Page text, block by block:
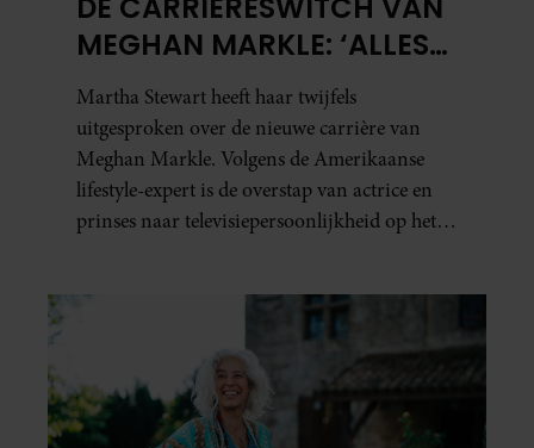
MEGHAN MARKLE: ‘ALLES
DRAAIT OM
AUTHENTICITEIT’
Martha Stewart heeft haar twijfels
uitgesproken over de nieuwe carrière van
Meghan Markle. Volgens de Amerikaanse
lifestyle-expert is de overstap van actrice en
prinses naar televisiepersoonlijkheid op het